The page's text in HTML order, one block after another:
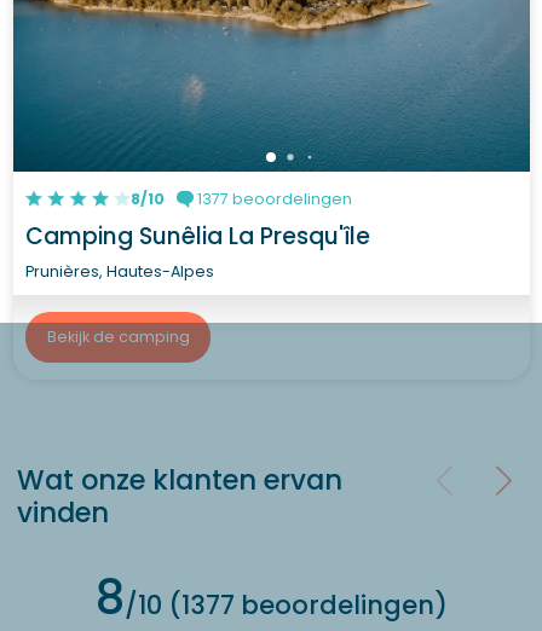
8/10 1377 beoordelingen
Camping Sunêlia La Presqu'île
Prunières, Hautes-Alpes
Bekijk de camping
Wat onze klanten ervan
vinden
8/10 (1377 beoordelingen)